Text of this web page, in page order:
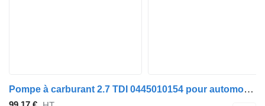
Pompe à carburant 2.7 TDI 0445010154 pour automobile Audi A6 (4F2, C6)